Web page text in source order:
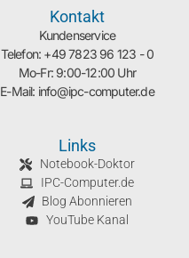
Kontakt
Kundenservice
Telefon: +49 7823 96 123 - 0
Mo-Fr: 9:00-12:00 Uhr
E-Mail: info@ipc-computer.de
Links
Notebook-Doktor
IPC-Computer.de
Blog Abonnieren
YouTube Kanal